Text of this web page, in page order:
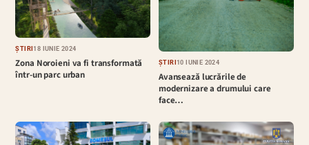
ȘTIRI18 IUNIE 2024
Zona Noroieni va fi transformată
într-un parc urban
ȘTIRI10 IUNIE 2024
Avansează lucrările de
modernizare a drumului care
face…